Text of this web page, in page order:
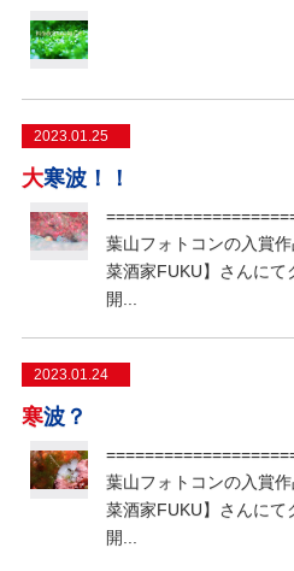
2023.01.25
大寒波！！
葉山フォトコンの入賞
菜酒家FUKU】さんにて
開...
2023.01.24
寒波？
葉山フォトコンの入賞
菜酒家FUKU】さんにて
開...